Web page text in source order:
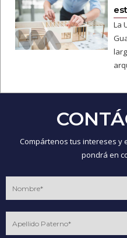
La
Compártenos tus intereses y
pondrá en